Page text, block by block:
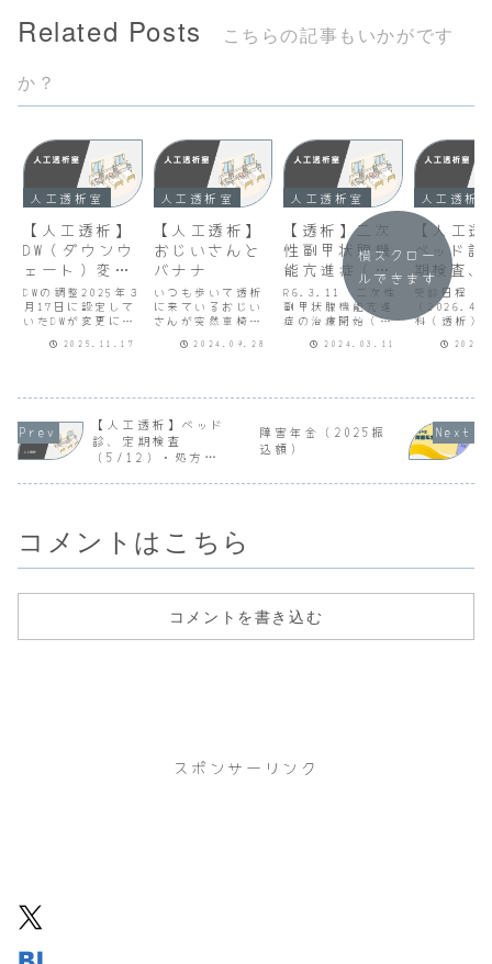
Related Posts
こちらの記事もいかがです
か？
人工透析室
【人工透析】
DW（ダウンウ
ェート）変更
（2025/11/1
7）
DWの調整2025年３
月17日に設定して
いたDWが変更にな
明なし）。今回は
減」と指示が書い
ているが、理由の
記載はない。「尿
酸（UA）の値が高
2025.11.17
人工透析室
【人工透析】
おじいさんと
バナナ
いつも歩いて透析
に来ているおじい
さんが突然車椅子
もらいながら来院
た。透析前の体重
測定の際も体に力
が入らず車椅子か
ら立ち上がること
2024.09.28
人工透析室
【透析】二次
性副甲状腺機
能亢進症（事
前説明）
R6.3.11 二次性
副甲状腺機能亢進
症の治療開始（事
始後に服薬により
が副甲状腺の治療
は必要・治療をし
2024.03.11
人工透析
【人工
ベッド診
期検査、
薬、医師
（
受診日程
（2026.4
科（透析）
定定期検査
レントゲン
血）処方薬
5.18医師説
横スクロー
ルできます
【人工透析】ベッド
診、定期検査
（5/12）・処方薬
障害年金（2025振
込額）
コメントはこちら
コメントを書き込む
スポンサーリンク